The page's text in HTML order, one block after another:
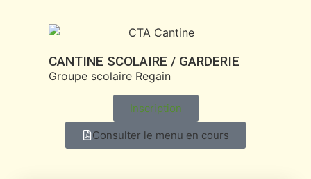
CANTINE SCOLAIRE / GARDERIE
Groupe scolaire Regain
Inscription
Consulter le menu en cours